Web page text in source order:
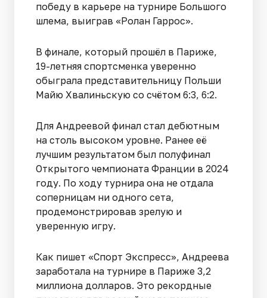
победу в карьере на турнире Большого
шлема, выиграв «Ролан Гаррос».
В финале, который прошёл в Париже,
19-летняя спортсменка уверенно
обыграла представительницу Польши
Майю Хвалиньскую со счётом 6:3, 6:2.
Для Андреевой финал стал дебютным
на столь высоком уровне. Ранее её
лучшим результатом был полуфинал
Открытого чемпионата Франции в 2024
году. По ходу турнира она не отдала
соперницам ни одного сета,
продемонстрировав зрелую и
уверенную игру.
Как пишет «Спорт Экспресс», Андреева
заработала на турнире в Париже 3,2
миллиона долларов. Это рекордные